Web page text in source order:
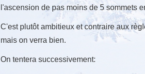
l'ascension de pas moins de 5 sommets
C'est plutôt ambitieux et contraire aux
mais on verra bien.
On tentera successivement: